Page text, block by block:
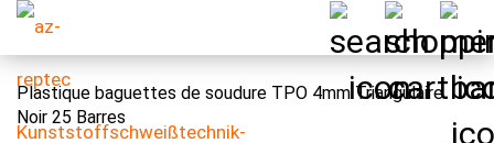
Plastique baguettes de soudure TPO 4mm Triangulaire
Noir 25 Barres